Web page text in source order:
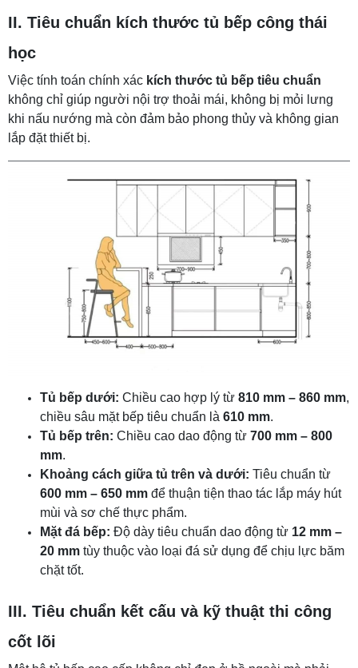
II. Tiêu chuẩn kích thước tủ bếp công thái
học
Việc tính toán chính xác kích thước tủ bếp tiêu chuẩn
không chỉ giúp người nội trợ thoải mái, không bị mỏi lưng
khi nấu nướng mà còn đảm bảo phong thủy và không gian
lắp đặt thiết bị.
Tủ bếp dưới: Chiều cao hợp lý từ 810 mm – 860 mm,
chiều sâu mặt bếp tiêu chuẩn là 610 mm.
Tủ bếp trên: Chiều cao dao động từ 700 mm – 800
mm.
Khoảng cách giữa tủ trên và dưới: Tiêu chuẩn từ
600 mm – 650 mm để thuận tiện thao tác lắp máy hút
mùi và sơ chế thực phẩm.
Mặt đá bếp: Độ dày tiêu chuẩn dao động từ 12 mm –
20 mm tùy thuộc vào loại đá sử dụng để chịu lực băm
chặt tốt.
III. Tiêu chuẩn kết cấu và kỹ thuật thi công
cốt lõi